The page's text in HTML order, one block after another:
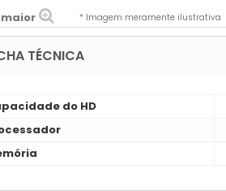
maior * Imagem meramente ilustrativa
TÉCNICA
do HD